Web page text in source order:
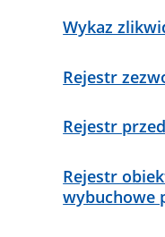
Wykaz
Rejestr
Rejestr
Rejestr
wybuchowe